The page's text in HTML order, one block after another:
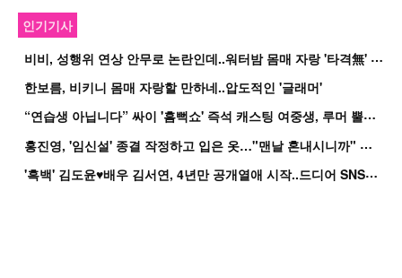
인기기사
비
비, 성행위 연상 안무로 논란인데..워터밤 몸매 자랑 '타격無' 근황
한보름, 비키니 몸매 자랑할 만하네..압도적인 '글래머'
“
연습생 아닙니다” 싸이 '흠뻑쇼' 즉석 캐스팅 여중생, 루머 뿔났다[Oh!쎈 이...
홍
진영, '임신설' 종결 작정하고 입은 옷…"맨날 혼내시니까" 억울
'
흑백' 김도윤♥배우 김서연, 4년만 공개열애 시작..드디어 SNS에 노출 [핫피...